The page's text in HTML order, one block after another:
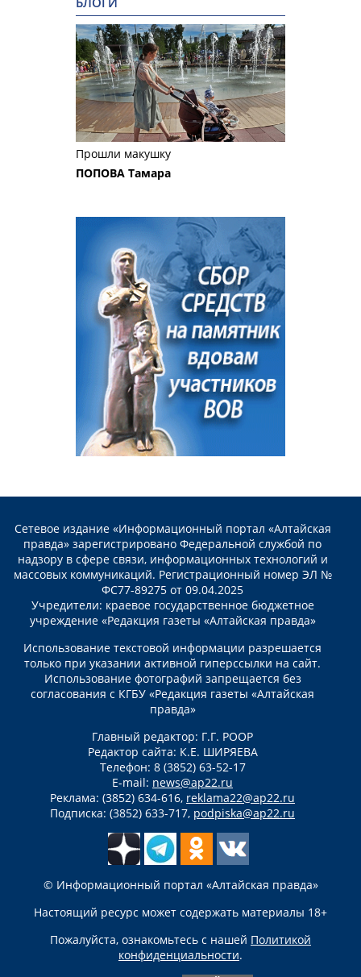
Прошли макушку
ПОПОВА Тамара
Сетевое издание «Информационный портал «Алтайская
правда» зарегистрировано Федеральной службой по
надзору в сфере связи, информационных технологий и
массовых коммуникаций. Регистрационный номер ЭЛ №
ФС77-89275 от 09.04.2025
Учредители: краевое государственное бюджетное
учреждение «Редакция газеты «Алтайская правда»
Использование текстовой информации разрешается
только при указании активной гиперссылки на сайт.
Использование фотографий запрещается без
согласования с КГБУ «Редакция газеты «Алтайская
правда»
Главный редактор: Г.Г. РООР
Редактор сайта: К.Е. ШИРЯЕВА
Телефон: 8 (3852) 63-52-17
E-mail: news@ap22.ru
Реклама: (3852) 634-616, reklama22@ap22.ru
Подписка: (3852) 633-717, podpiska@ap22.ru
© Информационный портал «Алтайская правда»
Настоящий ресурс может содержать материалы 18+
Пожалуйста, ознакомьтесь с нашей Политикой
конфиденциальности.